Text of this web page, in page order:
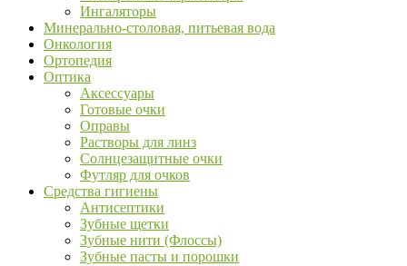
Ингаляторы
Минерально-столовая, питьевая вода
Онкология
Ортопедия
Оптика
Аксессуары
Готовые очки
Оправы
Растворы для линз
Солнцезащитные очки
Футляр для очков
Средства гигиены
Антисептики
Зубные щетки
Зубные нити (Флоссы)
Зубные пасты и порошки